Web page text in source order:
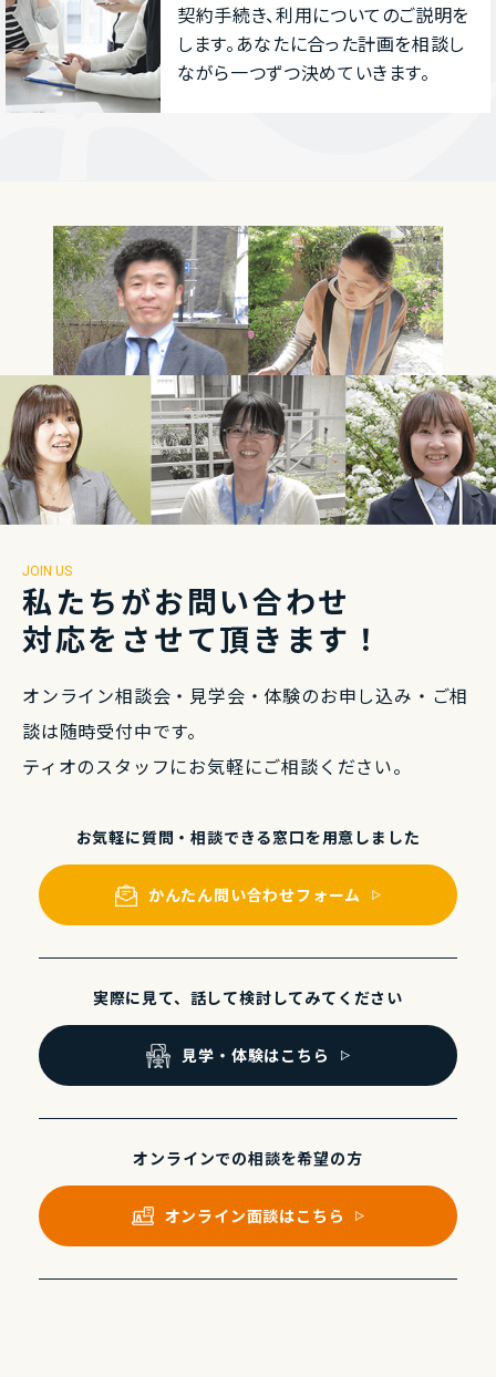
契約⼿続き、利⽤についてのご説明を
します。あなたに合った計画を相談し
ながら⼀つずつ決めていきます。
JOIN US
私たちがお問い合わせ
対応をさせて頂きます！
オンライン相談会・⾒学会・体験のお申し込み・ ご相
談は随時受付中です。
ティオのスタッフにお気軽にご相談ください。
お気軽に質問・相談できる窓⼝を⽤意しました
かんたん問い合わせフォーム
実際に⾒て、話して検討してみてください
⾒学・体験はこちら
オンラインでの相談を希望の⽅
オンライン⾯談はこちら